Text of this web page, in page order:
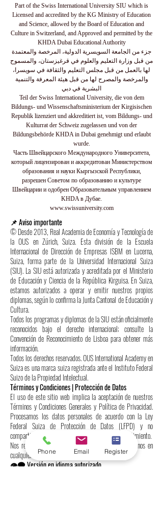
Part of the Swiss International University SIU which is
Licensed and accredited by the KG Ministry of Education
and Science, allowed by the Board of Education and
Culture in Switzerland, and Approved and permitted by the
KHDA Dubai Educational Authority
جزء من الجامعة السويسرية الدولية، المرخصة والمعتمدة
من قبل وزارة التعليم والعلوم في قرغيزستان، والمسموح
لها بالعمل من قبل مجلس التعليم والثقافة في سويسرا،
والمرخصة والمصرح لها من قبل هيئة المعرفة والتنمية
البشرية في دبي
Teil der Swiss International University, die von dem
Bildungs- und Wissenschaftsministerium der Kirgisischen
Republik lizenziert und akkreditiert ist, vom Bildungs- und
Kulturrat der Schweiz zugelassen und von der
Bildungsbehörde KHDA in Dubai genehmigt und erlaubt
wurde.
Часть Швейцарского Международного Университета,
который лицензирован и аккредитован Министерством
образования и науки Кыргызской Республики,
разрешен Советом по образованию и культуре
Швейцарии и одобрен Образовательным управлением
KHDA в Дубае.
www.swissuniversity.com
📌 Aviso importante
© Desde 2013, Real Academia de Economía y Tecnología de
la OUS en Zúrich, Suiza. Esta división de la Escuela
Internacional de Dirección de Empresas ISBM en Lucerna,
Suiza, forma parte de la Universidad Internacional Suiza
(SIU). La SIU está autorizada y acreditada por el Ministerio
de Educación y Ciencia de la República Kirguisa. En Suiza,
estamos autorizados a operar y emitir nuestros propios
diplomas, según lo confirma la Junta Cantonal de Educación y
Cultura.
Todos los programas y diplomas de la SIU están oficialmente
reconocidos bajo el derecho internacional; consulte la
Convención de Reconocimiento de Lisboa para obtener más
información.
Todos los derechos reservados. OUS International Academy en
Suiza es una marca suiza registrada ante el Instituto Federal
Suizo de la Propiedad Intelectual.
Términos y Condiciones | Protección de Datos
El uso de este sitio web implica la aceptación de nuestros
Términos y Condiciones Generales y Política de Privacidad.
Procesamos los datos personales de acuerdo con la Ley
Federal Suiza de Protección de Datos (LFPD) y no
compartimos información con terceros sin su consentimiento.
Nos reservamos el derecho de actualizar estos términos en
cualquier momento.
👁️‍🗨️ Versión en idioma autorizado
Phone Email Register